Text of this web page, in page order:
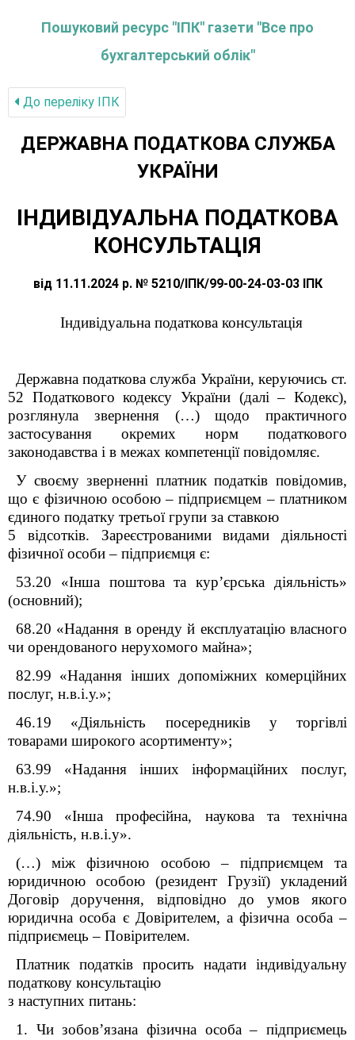
Пошуковий ресурс "ІПК" газети "Все про
бухгалтерський облік"
До переліку IПК
ДЕРЖАВНА ПОДАТКОВА СЛУЖБА
УКРАЇНИ
ІНДИВІДУАЛЬНА ПОДАТКОВА
КОНСУЛЬТАЦІЯ
від 11.11.2024 р. № 5210/ІПК/99-00-24-03-03 ІПК
Індивідуальна податкова консультація
Державна податкова служба України, керуючись ст.
52 Податкового кодексу України (далі – Кодекс),
розглянула звернення (…) щодо практичного
застосування окремих норм податкового
законодавства і в межах компетенції повідомляє.
У своєму зверненні платник податків повідомив,
що є фізичною особою – підприємцем – платником
єдиного податку третьої групи за ставкою
5 відсотків. Зареєстрованими видами діяльності
фізичної особи – підприємця є:
53.20 «Інша поштова та кур’єрська діяльність»
(основний);
68.20 «Надання в оренду й експлуатацію власного
чи орендованого нерухомого майна»;
82.99 «Надання інших допоміжних комерційних
послуг, н.в.і.у.»;
46.19 «Діяльність посередників у торгівлі
товарами широкого асортименту»;
63.99 «Надання інших інформаційних послуг,
н.в.і.у.»;
74.90 «Інша професійна, наукова та технічна
діяльність, н.в.і.у».
(…) між фізичною особою – підприємцем та
юридичною особою (резидент Грузії) укладений
Договір доручення, відповідно до умов якого
юридична особа є Довірителем, а фізична особа –
підприємець – Повірителем.
Платник податків просить надати індивідуальну
податкову консультацію
з наступних питань:
1. Чи зобов’язана фізична особа – підприємець